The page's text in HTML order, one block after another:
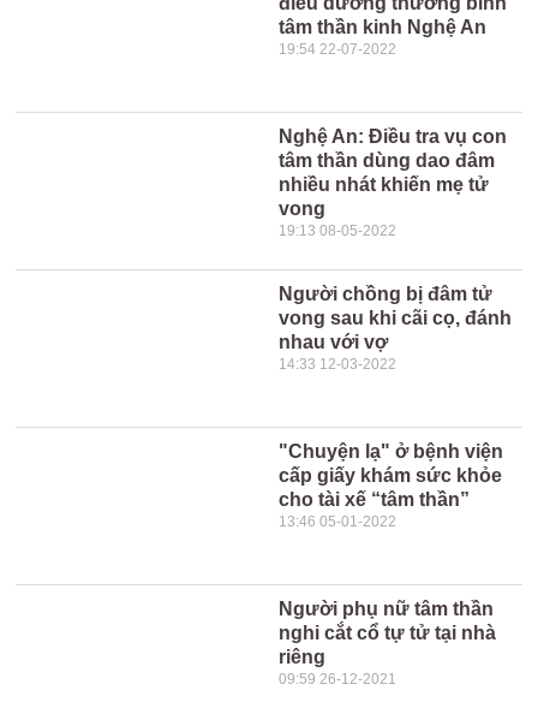
tâm thần kinh Nghệ An
19:54 22-07-2022
Nghệ An: Điều tra vụ con
tâm thần dùng dao đâm
nhiều nhát khiến mẹ tử
vong
19:13 08-05-2022
Người chồng bị đâm tử
vong sau khi cãi cọ, đánh
nhau với vợ
14:33 12-03-2022
"Chuyện lạ" ở bệnh viện
cấp giấy khám sức khỏe
cho tài xế “tâm thần”
13:46 05-01-2022
Người phụ nữ tâm thần
nghi cắt cổ tự tử tại nhà
riêng
09:59 26-12-2021